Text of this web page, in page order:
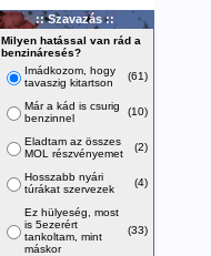
:: Szavazás ::
Milyen hatással van rád a
benzináresés?
Imádkozom, hogy
tavaszig kitartson
(61)
Már a kád is csurig
benzinnel
(10)
Eladtam az összes
MOL részvényemet
(2)
Hosszabb nyári
túrákat szervezek
(4)
Ez hülyeség, most
is 5ezerért
tankoltam, mint
máskor
(33)